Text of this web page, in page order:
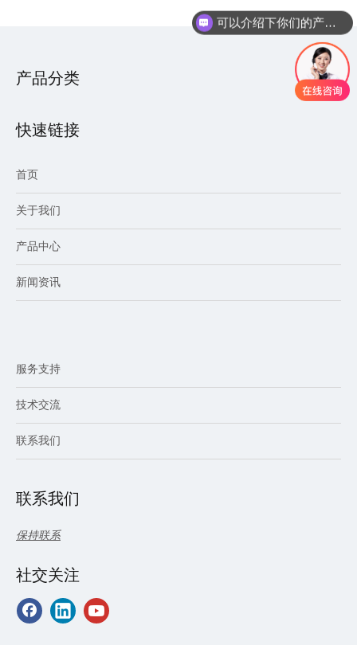
产品分类
快速链接
首页
关于我们
产品中心
新闻资讯
服务支持
技术交流
联系我们
联系我们
保持联系
社交关注
可以介绍下你们的产品么